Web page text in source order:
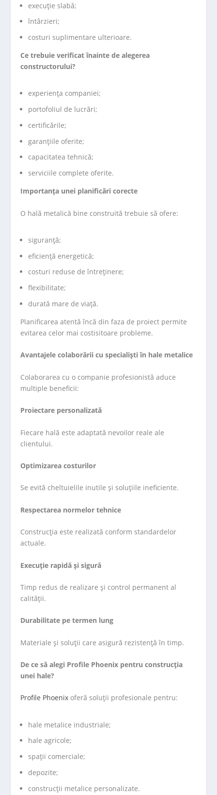
execuție slabă;
întârzieri;
costuri suplimentare ulterioare.
Ce trebuie verificat înainte de alegerea
constructorului?
experiența companiei;
portofoliul de lucrări;
certificările;
garanțiile oferite;
capacitatea tehnică;
serviciile complete oferite.
Importanța unei planificări corecte
O hală metalică bine construită trebuie să ofere:
siguranță;
eficiență energetică;
costuri reduse de întreținere;
flexibilitate;
durată mare de viață.
Planificarea atentă încă din faza de proiect permite
evitarea celor mai costisitoare probleme.
Avantajele colaborării cu specialiști în hale metalice
Colaborarea cu o companie profesionistă aduce
multiple beneficii:
Proiectare personalizată
Fiecare hală este adaptată nevoilor reale ale
clientului.
Optimizarea costurilor
Se evită cheltuielile inutile și soluțiile ineficiente.
Respectarea normelor tehnice
Construcția este realizată conform standardelor
actuale.
Execuție rapidă și sigură
Timp redus de realizare și control permanent al
calității.
Durabilitate pe termen lung
Materiale și soluții care asigură rezistență în timp.
De ce să alegi Profile Phoenix pentru construcția
unei hale?
Profile Phoenix oferă soluții profesionale pentru:
hale metalice industriale;
hale agricole;
spații comerciale;
depozite;
construcții metalice personalizate.